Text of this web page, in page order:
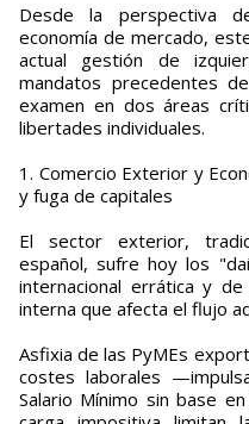
Desde la perspectiva
economía de mercado,
actual gestión de
mandatos precedentes
examen en dos áreas
libertades individuales.
1. Comercio Exterior y
y fuga de capitales
El sector exterior,
español, sufre hoy los
internacional errática y
interna que afecta el flujo
Asfixia de las PyMEs
costes laborales
Salario Mínimo sin base